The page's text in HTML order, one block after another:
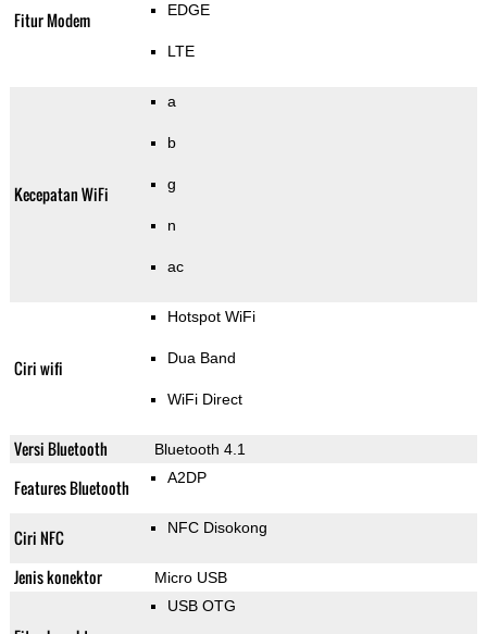
Fitur Modem EDGE
LTE
Kecepatan WiFi
a
b
g
n
ac
Ciri wifi
Hotspot WiFi
Dua Band
WiFi Direct
Versi Bluetooth Bluetooth 4.1
Features Bluetooth A2DP
Ciri NFC NFC Disokong
Jenis konektor Micro USB
USB OTG